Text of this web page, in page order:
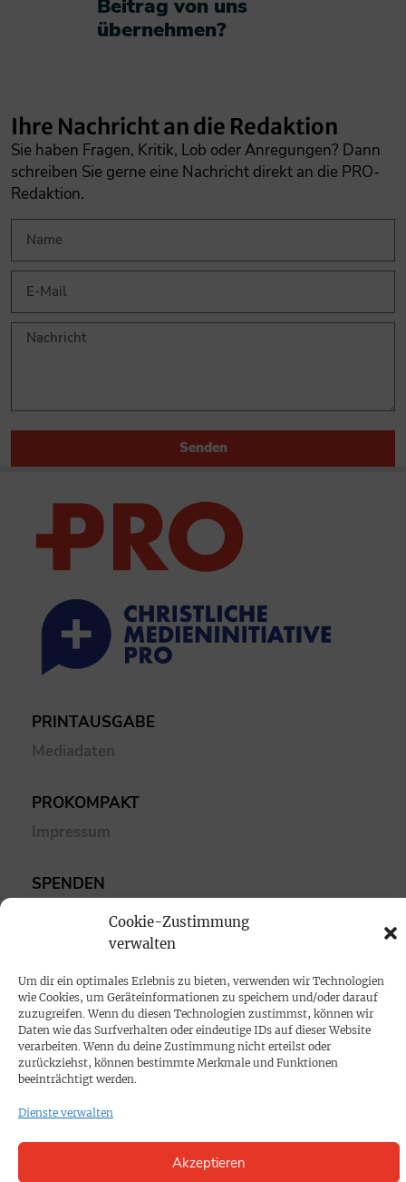
Cookie-Zustimmung
verwalten
Um dir ein optimales Erlebnis zu bieten, verwenden wir Technologien
wie Cookies, um Geräteinformationen zu speichern und/oder darauf
zuzugreifen. Wenn du diesen Technologien zustimmst, können wir
Daten wie das Surfverhalten oder eindeutige IDs auf dieser Website
verarbeiten. Wenn du deine Zustimmung nicht erteilst oder
zurückziehst, können bestimmte Merkmale und Funktionen
beeinträchtigt werden.
Dienste verwalten
Akzeptieren
Beitrag von uns
übernehmen?​
Ihre Nachricht an die Redaktion
Sie haben Fragen, Kritik, Lob oder Anregungen? Dann
schreiben Sie gerne eine Nachricht direkt an die PRO-
Redaktion.
Senden
PRINTAUSGABE
Mediadaten
PROKOMPAKT
Impressum
SPENDEN
Datenschutz
Cookie-Richtlinie